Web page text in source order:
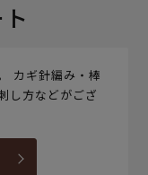
カギ針編み・棒
し方などがござ